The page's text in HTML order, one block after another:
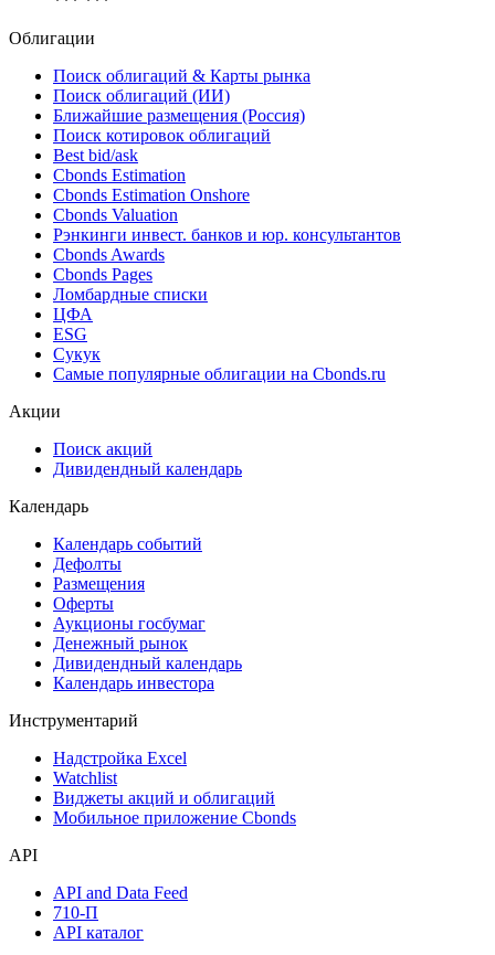
*** ***
*** ***
Облигации
Поиск облигаций & Карты рынка
Поиск облигаций (ИИ)
Ближайшие размещения (Россия)
Поиск котировок облигаций
Best bid/ask
Cbonds Estimation
Cbonds Estimation Onshore
Cbonds Valuation
Рэнкинги инвест. банков и юр. консультантов
Cbonds Awards
Cbonds Pages
Ломбардные списки
ESG
Самые популярные облигации на Cbonds.ru
Дивидендный календарь
Календарь
Календарь событий
Дефолты
Размещения
Оферты
Аукционы госбумаг
Денежный рынок
Календарь инвестора
Инструментарий
Надстройка Excel
Мобильное приложение Cbonds
API